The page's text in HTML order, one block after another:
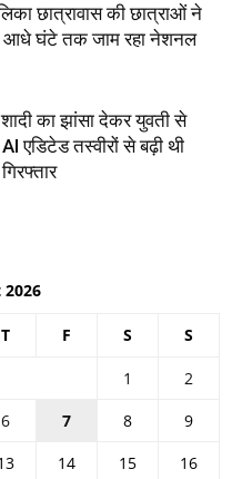
छात्रावास की छात्राओं ने
आधे घंटे तक जाम रहा नेशनल
का झांसा देकर युवती से
एडिटेड तस्वीरों से बढ़ी थी
T F S S
1
2
6 7 8
9
14 15
16